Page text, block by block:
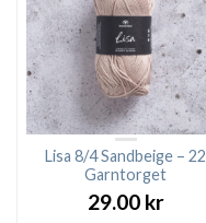
Lisa 8/4 Sandbeige – 22
Garntorget
29.00 kr